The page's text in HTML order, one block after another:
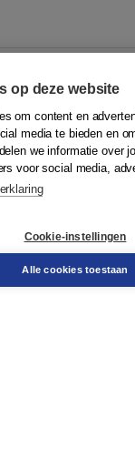
uitgevers
op deze website
om content en
media te bieden en
we informatie over
voor social media,
Cookie-instellingen
Alle cookies toestaan